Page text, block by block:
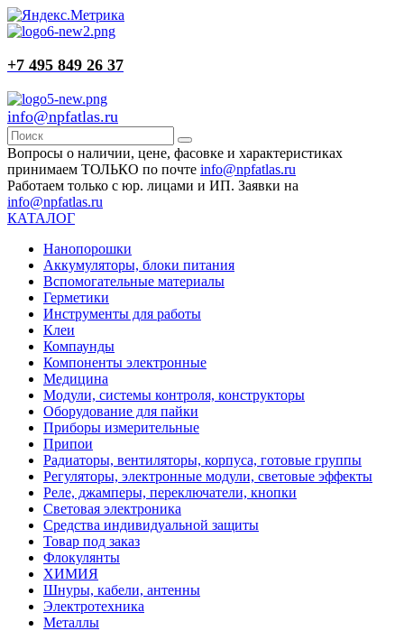
+7 495 849 26 37
info@npfatlas.ru
Вопросы о наличии, цене, фасовке и характеристиках
принимаем ТОЛЬКО по почте info@npfatlas.ru
Работаем только с юр. лицами и ИП. Заявки на
info@npfatlas.ru
КАТАЛОГ
Нанопорошки
Аккумуляторы, блоки питания
Вспомогательные материалы
Герметики
Инструменты для работы
Клеи
Компаунды
Компоненты электронные
Медицина
Модули, системы контроля, конструкторы
Оборудование для пайки
Приборы измерительные
Припои
Радиаторы, вентиляторы, корпуса, готовые группы
Регуляторы, электронные модули, световые эффекты
Реле, джамперы, переключатели, кнопки
Световая электроника
Средства индивидуальной защиты
Товар под заказ
Флокулянты
ХИМИЯ
Шнуры, кабели, антенны
Электротехника
Металлы